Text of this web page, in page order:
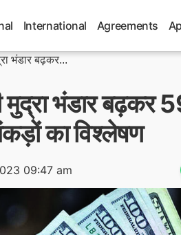
International Agreements
भंडार बढ़कर...
मुद्रा भंडार
का विश्लेषण
09:47 am